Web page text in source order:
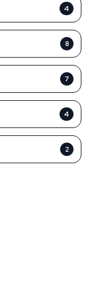
4
8
7
4
2